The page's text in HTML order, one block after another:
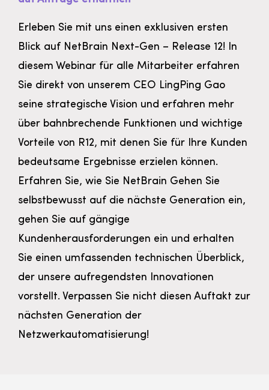
Erleben Sie mit uns einen exklusiven ersten
Blick auf NetBrain Next-Gen – Release 12! In
diesem Webinar für alle Mitarbeiter erfahren
Sie direkt von unserem CEO LingPing Gao
seine strategische Vision und erfahren mehr
über bahnbrechende Funktionen und wichtige
Vorteile von R12, mit denen Sie für Ihre Kunden
bedeutsame Ergebnisse erzielen können.
Erfahren Sie, wie Sie NetBrain Gehen Sie
selbstbewusst auf die nächste Generation ein,
gehen Sie auf gängige
Kundenherausforderungen ein und erhalten
Sie einen umfassenden technischen Überblick,
der unsere aufregendsten Innovationen
vorstellt. Verpassen Sie nicht diesen Auftakt zur
nächsten Generation der
Netzwerkautomatisierung!